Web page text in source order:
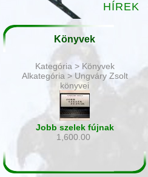
HÍREK
Könyvek
Kategória > Könyvek
Alkategória > Ungváry Zsolt
könyvei
Jobb szelek fújnak
1,600.00